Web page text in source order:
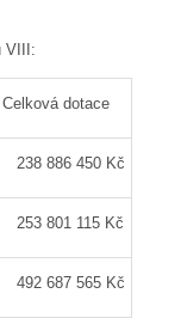
VIII:
Celková dotace
238 886 450 Kč
253 801 115 Kč
492 687 565 Kč